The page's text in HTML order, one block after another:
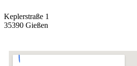
Keplerstraße 1
35390 Gießen